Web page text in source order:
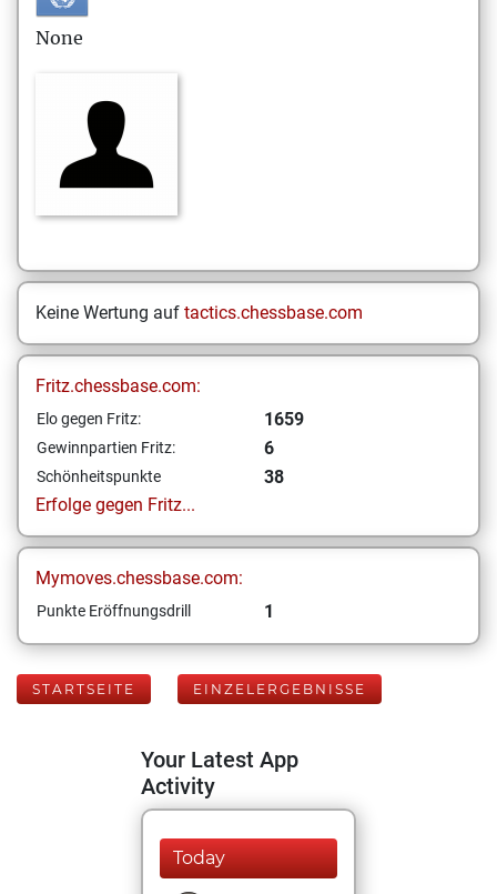
None
Keine Wertung auf tactics.chessbase.com
Fritz.chessbase.com:
Elo gegen Fritz: 1659
Gewinnpartien Fritz: 6
Schönheitspunkte
38
Erfolge gegen Fritz...
Mymoves.chessbase.com:
Punkte Eröffnungsdrill 1
STARTSEITE EINZELERGEBNISSE
Your Latest App
Activity
Today